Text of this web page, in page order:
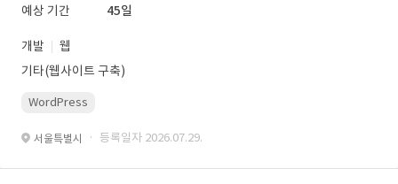
예상 기간
45일
개발
웹
기타(웹사이트 구축)
WordPress
서울특별시 · 등록일자 2026.07.29.